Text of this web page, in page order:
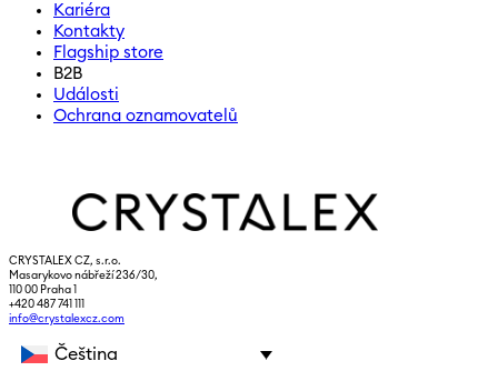
Kariéra
Kontakty
Flagship store
B2B
Události
Ochrana oznamovatelů
CRYSTALEX CZ, s.r.o.
Masarykovo nábřeží 236/30,
110 00 Praha 1
+420 487 741 111
info@crystalexcz.com
Čeština